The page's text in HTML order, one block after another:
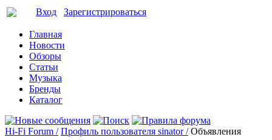
Вход Зарегистрироваться
Главная
Новости
Обзоры
Статьи
Музыка
Бренды
Каталог
Hi-Fi Forum / Профиль пользователя sinator / Объявления